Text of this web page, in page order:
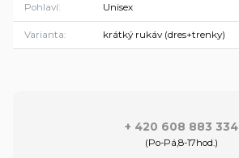
Pohlaví Unisex
Varianta krátký rukáv (dres+trenky)
+ 420 608 883 334
(Po-Pá,8-17hod.)